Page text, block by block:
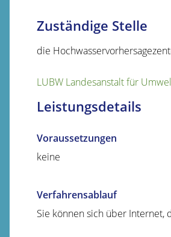
Zuständige Stelle
die
LUBW Landesanstalt für
Leistungsdetails
Voraussetzungen
keine
Verfahrensablauf
Sie können sich über Internet,